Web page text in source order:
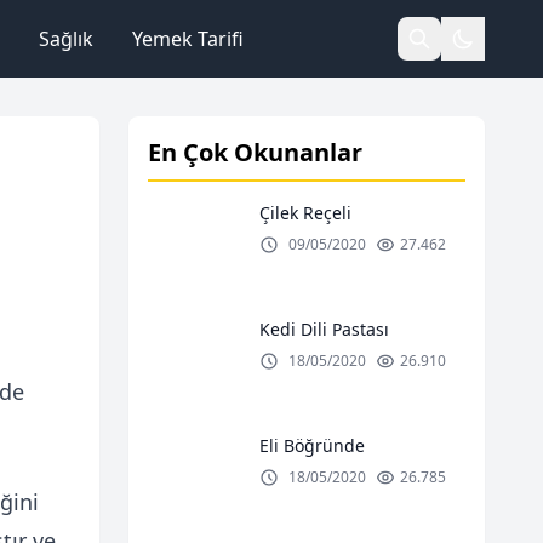
Sağlık Yemek Tarifi
En Çok Okunanlar
Çilek Reçeli
09/05/2020 27.462
Kedi Dili Pastası
18/05/2020 26.910
Eli Böğründe
18/05/2020 26.785